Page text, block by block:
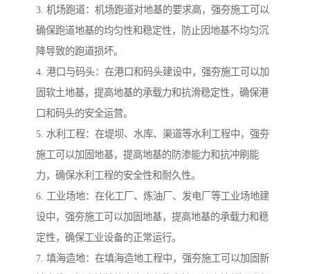
3. 机场跑道：机场跑道对地基的要求高，强夯施工可以
确保跑道地基的均匀性和稳定性，防止因地基不均匀沉
降导致的跑道损坏。
4. 港口与码头：在港口和码头建设中，强夯施工可以加
固软土地基，提高地基的承载力和抗滑稳定性，确保港
口和码头的安全运营。
5. 水利工程：在堤坝、水库、渠道等水利工程中，强夯
施工可以加固地基，提高地基的防渗能力和抗冲刷能
力，确保水利工程的安全性和耐久性。
6. 工业场地：在化工厂、炼油厂、发电厂等工业场地建
设中，强夯施工可以加固地基，提高地基的承载力和稳
定性，确保工业设备的正常运行。
7. 填海造地：在填海造地工程中，强夯施工可以加固新